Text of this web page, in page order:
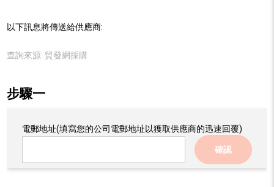
以下訊息將傳送給供應商:
查詢來源: 貿發網採購
步驟一
電郵地址(填寫您的公司電郵地址以獲取供應商的迅速回覆)
確認